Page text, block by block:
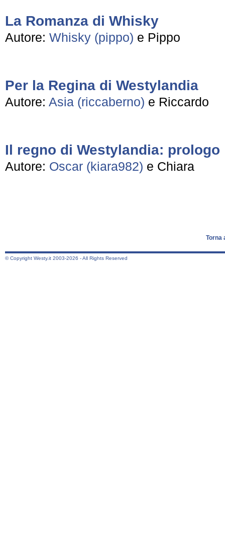
La Romanza di Whisky
Autore: Whisky (pippo) e Pippo
Per la Regina di Westylandia
Autore: Asia (riccaberno) e Riccardo
Il regno di Westylandia: prologo
Autore: Oscar (kiara982) e Chiara
Torna
© Copyright Westy.it 2003-2026 - All Rights Reserved